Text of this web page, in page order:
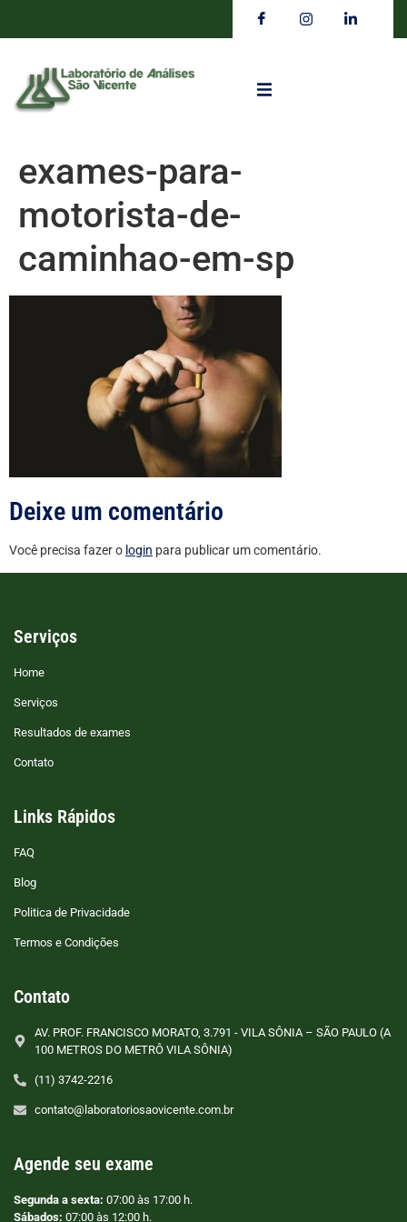
exames-para-
motorista-de-
caminhao-em-sp
Deixe um comentário
Você precisa fazer o login para publicar um comentário.
Serviços
Home
Serviços
Resultados de exames
Contato
Links Rápidos
FAQ
Blog
Politica de Privacidade
Termos e Condições
Contato
AV. PROF. FRANCISCO MORATO, 3.791 - VILA SÔNIA – SÃO PAULO (A
100 METROS DO METRÔ VILA SÔNIA)
(11) 3742-2216
contato@laboratoriosaovicente.com.br
Agende seu exame
Segunda a sexta: 07:00 às 17:00 h.
Sábados: 07:00 às 12:00 h.